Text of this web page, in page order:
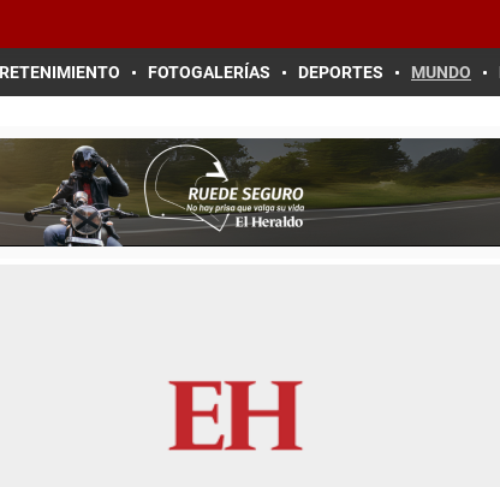
FOTOGALERÍAS DEPORTES MUNDO